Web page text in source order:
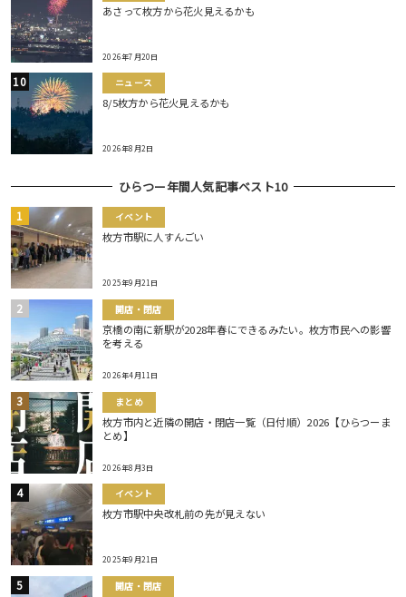
あさって枚方から花火見えるかも
2026年7月20日
ニュース
8/5枚方から花火見えるかも
2026年8月2日
ひらつー年間人気記事ベスト10
イベント
枚方市駅に人すんごい
2025年9月21日
開店・閉店
京橋の南に新駅が2028年春にできるみたい。枚方市民への影響
を考える
2026年4月11日
まとめ
枚方市内と近隣の開店・閉店一覧（日付順）2026【ひらつーま
とめ】
2026年8月3日
イベント
枚方市駅中央改札前の先が見えない
2025年9月21日
開店・閉店